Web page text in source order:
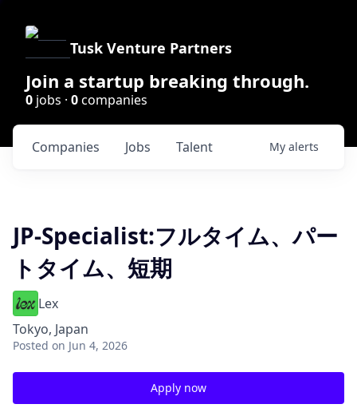
Tusk Venture Partners
Join a startup breaking through.
0 jobs · 0companies
Jobs
Companies Talent My alerts
JP-Specialist:フルタイム、パー
トタイム、短期
Lex
Tokyo, Japan
Posted on Jun 4, 2026
Apply now